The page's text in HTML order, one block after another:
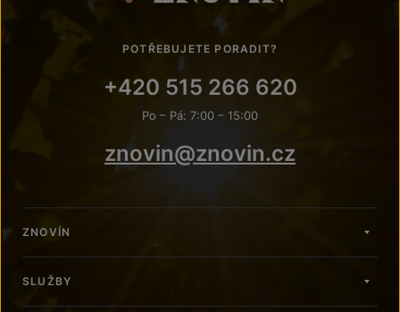
POTŘEBUJETE PORADIT?
+420 515 266 620
Po – Pá: 7:00 – 15:00
znovin@znovin.cz
ZNOVÍN
SLUŽBY